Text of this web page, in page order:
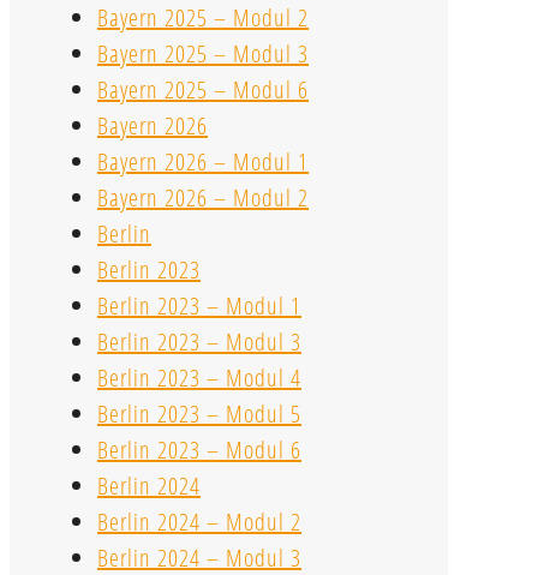
Bayern 2025 – Modul 2
Bayern 2025 – Modul 3
Bayern 2025 – Modul 6
Bayern 2026
Bayern 2026 – Modul 1
Bayern 2026 – Modul 2
Berlin
Berlin 2023
Berlin 2023 – Modul 1
Berlin 2023 – Modul 3
Berlin 2023 – Modul 4
Berlin 2023 – Modul 5
Berlin 2023 – Modul 6
Berlin 2024
Berlin 2024 – Modul 2
Berlin 2024 – Modul 3